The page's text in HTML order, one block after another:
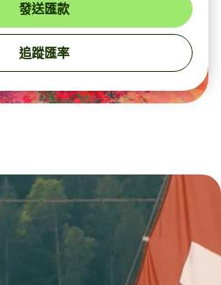
發送匯款
追蹤匯率